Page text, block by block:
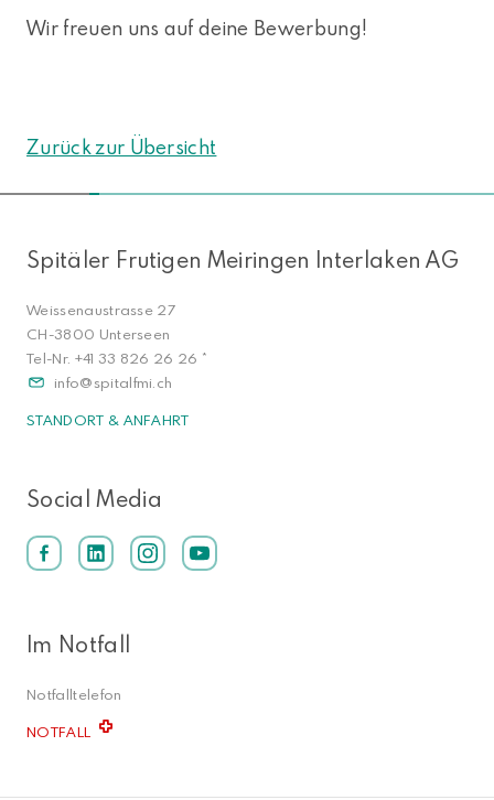
Wir freuen uns auf deine Bewerbung!
Zurück zur Übersicht
Spitäler Frutigen Meiringen Interlaken AG
Weissenaustrasse 27
CH-3800 Unterseen
Tel-Nr. +41 33 826 26 26 *
info
spitalfmi.ch
STANDORT & ANFAHRT
Social Media
Im Notfall
Notfalltelefon
NOTFALL